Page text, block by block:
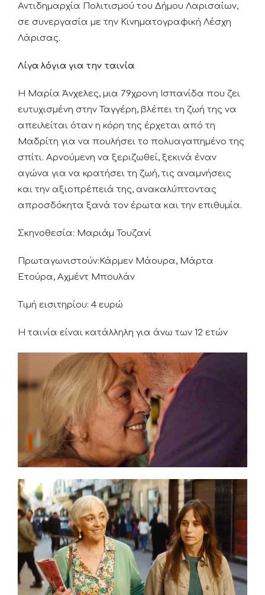
Αντιδημαρχία Πολιτισμού του Δήμου Λαρισαίων,
σε συνεργασία με την Κινηματογραφική Λέσχη
Λάρισας.
Λίγα λόγια για την ταινία
Η Μαρία Άνχελες, μια 79χρονη Ισπανίδα που ζει
ευτυχισμένη στην Ταγγέρη, βλέπει τη ζωή της να
απειλείται όταν η κόρη της έρχεται από τη
Μαδρίτη για να πουλήσει το πολυαγαπημένο της
σπίτι. Αρνούμενη να ξεριζωθεί, ξεκινά έναν
αγώνα για να κρατήσει τη ζωή, τις αναμνήσεις
και την αξιοπρέπειά της, ανακαλύπτοντας
απροσδόκητα ξανά τον έρωτα και την επιθυμία.
Σκηνοθεσία: Μαριάμ Τουζανί
Πρωταγωνιστούν:Κάρμεν Μάουρα, Μάρτα
Ετούρα, Αχμέντ Μπουλάν
Τιμή εισιτηρίου: 4 ευρώ
Η ταινία είναι κατάλληλη για άνω των 12 ετών